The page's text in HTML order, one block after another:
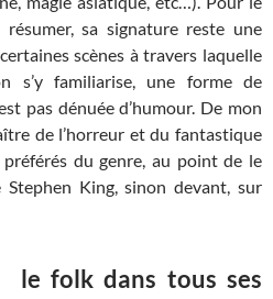
sa signature reste une
scènes à travers laquelle
s’y familiarise, une forme de
pas dénuée d’humour. De mon
de l’horreur et du fantastique
du genre, au point de le
King, sinon devant, sur
le folk dans tous ses